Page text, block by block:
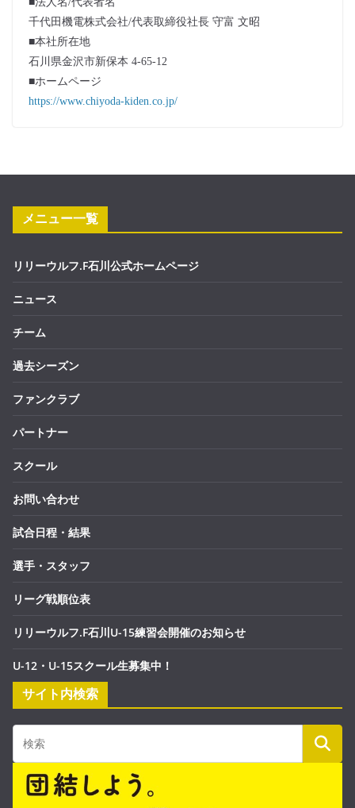
千代田機電株式会社/代表取締役社長 守富 文昭
■本社所在地
石川県金沢市新保本 4-65-12
■ホームページ
https://www.chiyoda-kiden.co.jp/
メニュー一覧
リリーウルフ.F石川公式ホームページ
ニュース
チーム
過去シーズン
ファンクラブ
パートナー
スクール
お問い合わせ
試合日程・結果
選手・スタッフ
リーグ戦順位表
リリーウルフ.F石川U-15練習会開催のお知らせ
U-12・U-15スクール生募集中！
サイト内検索